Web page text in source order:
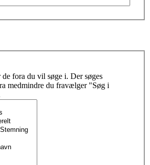
fora du vil søge i. Der søges
medmindre du fravælger "Søg i